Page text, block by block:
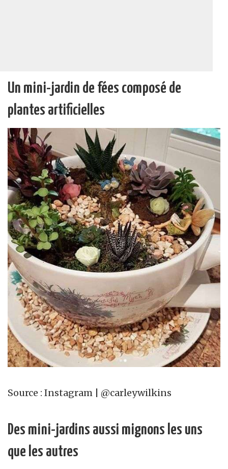
Un mini-jardin de fées composé de
plantes artificielles
Source : Instagram | @carleywilkins
Des mini-jardins aussi mignons les uns
que les autres